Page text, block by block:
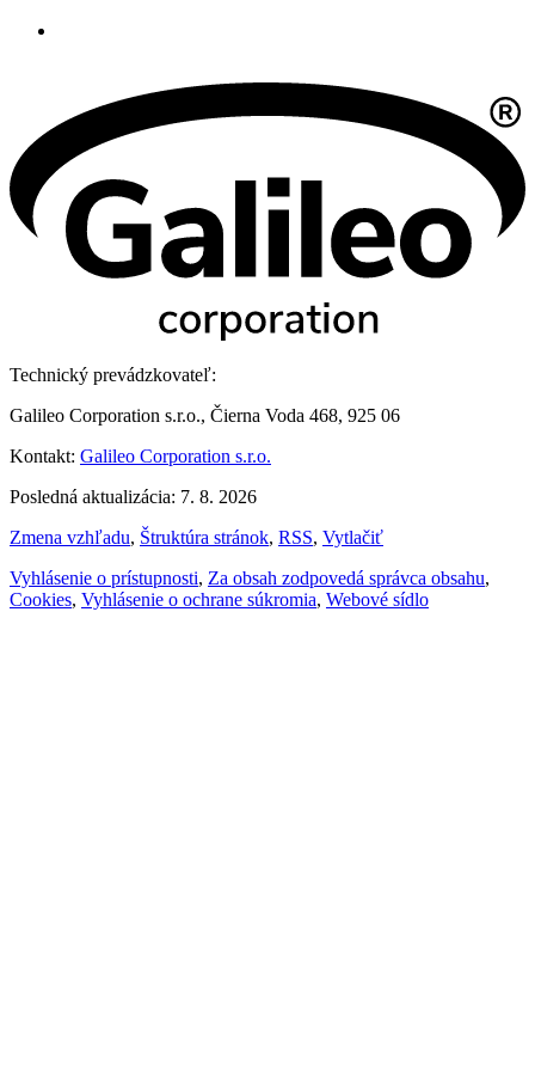
Technický prevádzkovateľ:
Galileo Corporation s.r.o., Čierna Voda 468, 925 06
Kontakt: Galileo Corporation s.r.o.
Posledná aktualizácia: 7. 8. 2026
Zmena vzhľadu, Štruktúra stránok, RSS, Vytlačiť
Vyhlásenie o prístupnosti, Za obsah zodpovedá správca obsahu,
Cookies, Vyhlásenie o ochrane súkromia, Webové sídlo